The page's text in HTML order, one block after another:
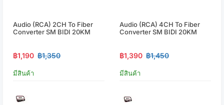
Audio (RCA) 2CH To Fiber
Converter SM BIDI 20KM
฿1,190 ฿1,350
มีสินค้า
Audio (RCA) 4CH To Fiber
Converter SM BIDI 20KM
฿1,390 ฿1,450
มีสินค้า